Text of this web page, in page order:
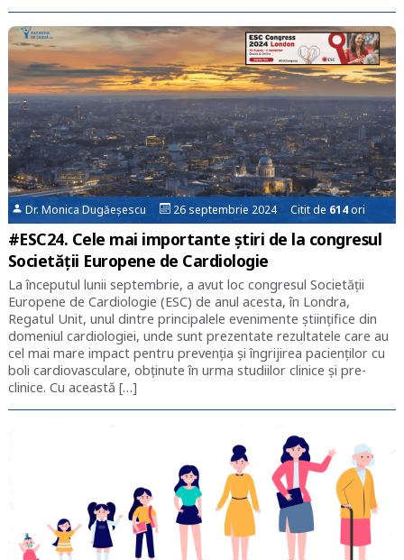
Dr. Monica Dugăeșescu 26 septembrie 2024 Citit de 614ori
#ESC24. Cele mai importante știri de la congresul
Societăţii Europene de Cardiologie
La începutul lunii septembrie, a avut loc congresul Societăţii
Europene de Cardiologie (ESC) de anul acesta, în Londra,
Regatul Unit, unul dintre principalele evenimente ştiinţifice din
domeniul cardiologiei, unde sunt prezentate rezultatele care au
cel mai mare impact pentru prevenţia şi îngrijirea pacienţilor cu
boli cardiovasculare, obţinute în urma studiilor clinice şi pre-
clinice. Cu această […]